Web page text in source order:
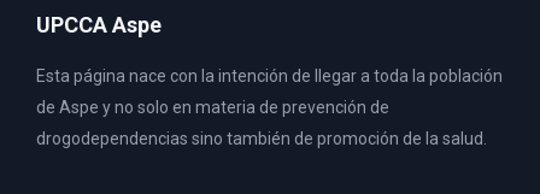
UPCCA Aspe
Esta página nace con la intención de llegar a toda la población
de Aspe y no solo en materia de prevención de
drogodependencias sino también de promoción de la salud.